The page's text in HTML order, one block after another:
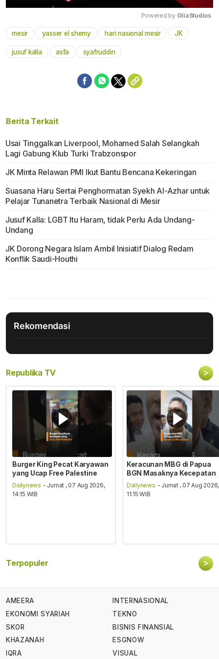
Mute
Powered by GliaStudios
mesir yasser el shemy hari nasional mesir JK
jusuf kalla asfa syafruddin
Berita Terkait
Usai Tinggalkan Liverpool, Mohamed Salah Selangkah
Lagi Gabung Klub Turki Trabzonspor
JK Minta Relawan PMI Ikut Bantu Bencana Kekeringan
Suasana Haru Sertai Penghormatan Syekh Al-Azhar untuk
Pelajar Tunanetra Terbaik Nasional di Mesir
Jusuf Kalla: LGBT Itu Haram, tidak Perlu Ada Undang-
Undang
JK Dorong Negara Islam Ambil Inisiatif Dialog Redam
Konflik Saudi-Houthi
Rekomendasi
Republika TV >
Burger King Pecat Karyawan
yang Ucap Free Palestine
Dailynews - Jumat , 07 Aug 2026,
14:15 WIB
Keracunan MBG di Papua
BGN Masaknya Kecepatan
Dailynews - Jumat , 07 Aug 2026,
11:15 WIB
Terpopuler >
AMEERA
EKONOMI SYARIAH
SKOR
KHAZANAH
IQRA
INTERNASIONAL
TEKNO
BISNIS FINANSIAL
ESGNOW
VISUAL